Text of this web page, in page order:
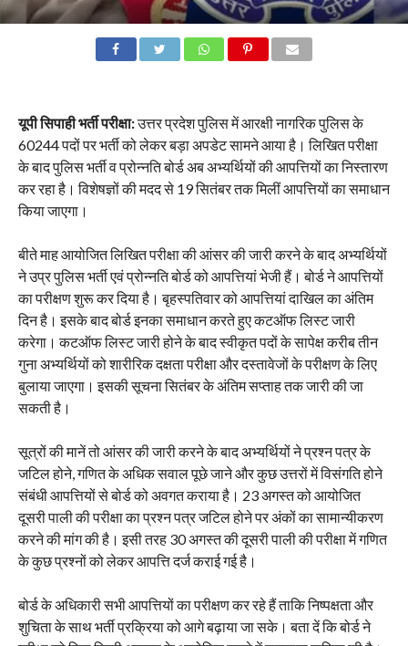
यूपी सिपाही भर्ती परीक्षा:उत्तर प्रदेश पुलिस में आरक्षी नागरिक पुलिस के
60244 पदों पर भर्ती को लेकर बड़ा अपडेट सामने आया है। लिखित परीक्षा
के बाद पुलिस भर्ती व प्रोन्नति बोर्ड अब अभ्यर्थियों की आपत्तियों का निस्तारण
कर रहा है। विशेषज्ञों की मदद से 19 सितंबर तक मिलीं आपत्तियों का समाधान
किया जाएगा।
बीते माह आयोजित लिखित परीक्षा की आंसर की जारी करने के बाद अभ्यर्थियों
ने उप्र पुलिस भर्ती एवं प्रोन्नति बोर्ड को आपत्तियां भेजी हैं। बोर्ड ने आपत्तियों
का परीक्षण शुरू कर दिया है। बृहस्पतिवार को आपत्तियां दाखिल का अंतिम
दिन है। इसके बाद बोर्ड इनका समाधान करते हुए कटऑफ लिस्ट जारी
करेगा। कटऑफ लिस्ट जारी होने के बाद स्वीकृत पदों के सापेक्ष करीब तीन
गुना अभ्यर्थियों को शारीरिक दक्षता परीक्षा और दस्तावेजों के परीक्षण के लिए
बुलाया जाएगा। इसकी सूचना सितंबर के अंतिम सप्ताह तक जारी की जा
सकती है।
सूत्रों की मानें तो आंसर की जारी करने के बाद अभ्यर्थियों ने प्रश्न पत्र के
जटिल होने, गणित के अधिक सवाल पूछे जाने और कुछ उत्तरों में विसंगति होने
संबंधी आपत्तियों से बोर्ड को अवगत कराया है। 23 अगस्त को आयोजित
दूसरी पाली की परीक्षा का प्रश्न पत्र जटिल होने पर अंकों का सामान्यीकरण
करने की मांग की है। इसी तरह 30 अगस्त की दूसरी पाली की परीक्षा में गणित
के कुछ प्रश्नों को लेकर आपत्ति दर्ज कराई गई है।
बोर्ड के अधिकारी सभी आपत्तियों का परीक्षण कर रहे हैं ताकि निष्पक्षता और
शुचिता के साथ भर्ती प्रक्रिया को आगे बढ़ाया जा सके। बता दें कि बोर्ड ने